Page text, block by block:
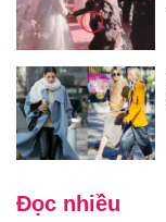
Đọc nhiều